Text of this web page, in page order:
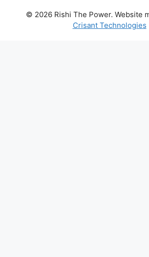
© 2026 Rishi The Power. Website
Crisant Technologies